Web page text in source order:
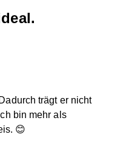
trägt er nicht
bin mehr als
😊